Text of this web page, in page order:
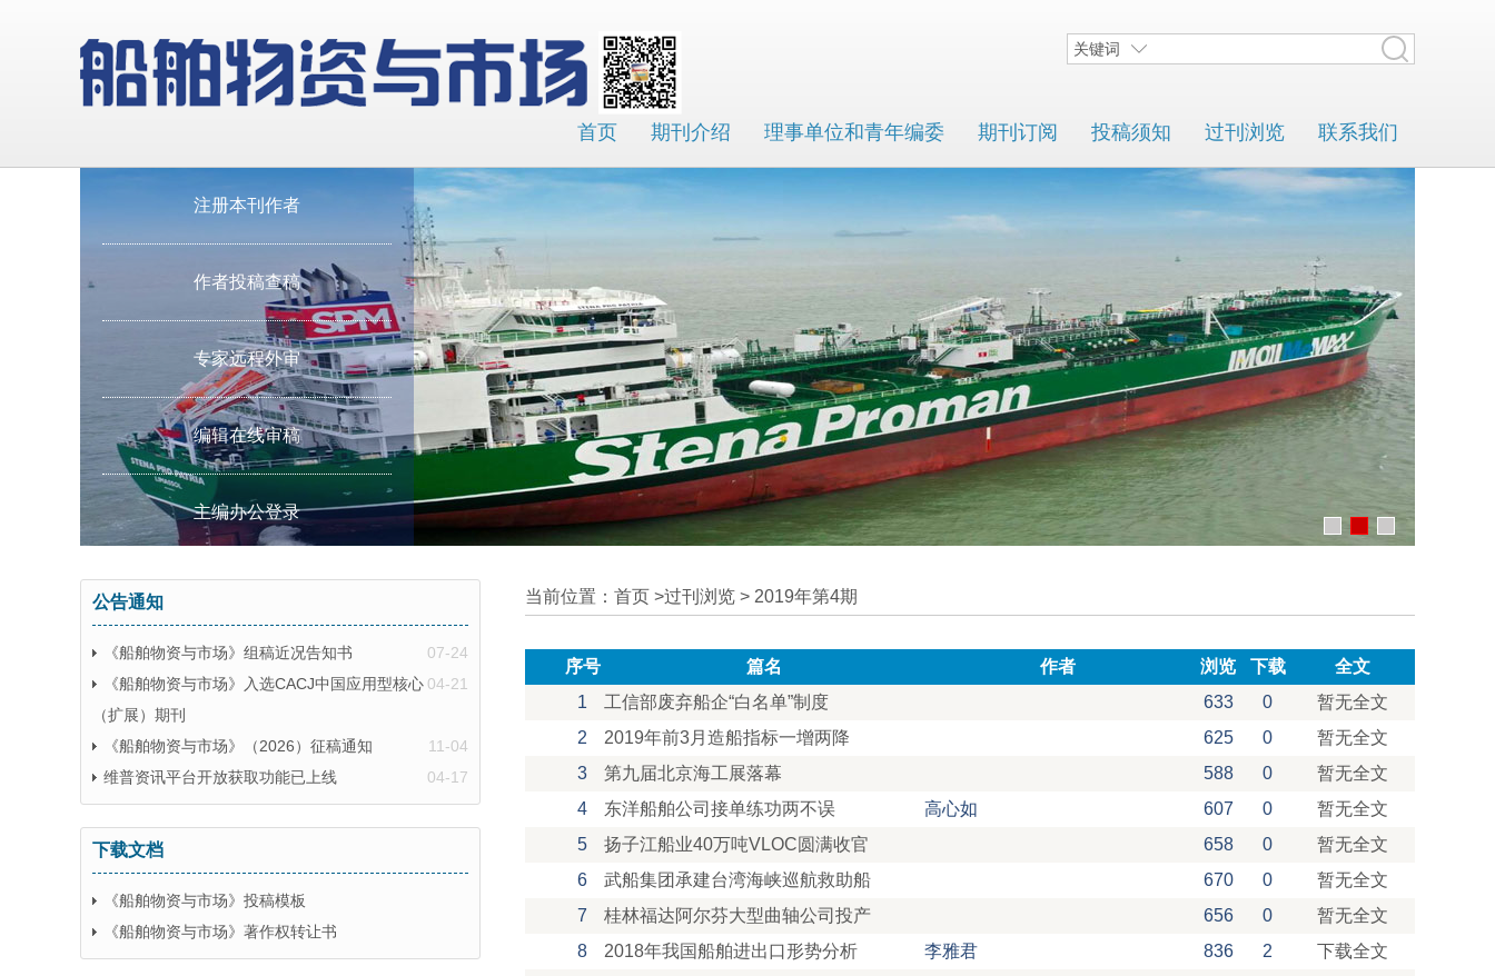
首页 期刊介绍 理事单位和青年编委 期刊订阅 投稿须知 过刊浏览 联系我们
关键词
注册本刊作者
作者投稿查稿
专家远程外审
编辑在线审稿
主编办公登录
公告通知
07-24
《船舶物资与市场》组稿近况告知书
04-21
《船舶物资与市场》入选CACJ中国应用型核心
（扩展）期刊
11-04
《船舶物资与市场》（2026）征稿通知
04-17
维普资讯平台开放获取功能已上线
下载文档
《船舶物资与市场》投稿模板
《船舶物资与市场》著作权转让书
当前位置：首页 >过刊浏览 > 2019年第4期
序号 篇名 作者 浏览 下载
全文
1
工信部废弃船企“白名单”制度 633 0
暂无全文
2
2019年前3月造船指标一增两降 625 0
暂无全文
3
第九届北京海工展落幕 588 0
暂无全文
4
东洋船舶公司接单练功两不误 高心如 607 0
暂无全文
5
扬子江船业40万吨VLOC圆满收官 658 0
暂无全文
6
武船集团承建台湾海峡巡航救助船 670 0
暂无全文
7
桂林福达阿尔芬大型曲轴公司投产 656 0
暂无全文
8
2018年我国船舶进出口形势分析 李雅君 836 2
下载全文